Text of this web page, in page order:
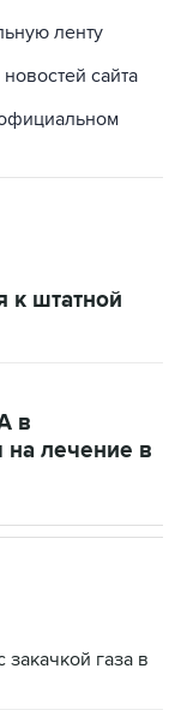
ленту
сайта
к штатной
в
на лечение в
закачкой газа в